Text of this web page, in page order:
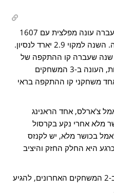
לשון מקוי מפילדלפיה נתן שנה שעברה עונה מפלצית עם 1607
יארד ריצה ב-5.1 יארד לנסיון ריצה. השנה למקוי 2.9 יארד לנסיון.
שנה שעברה קו ההתקפה של
פילדלפיה סיים עונה נטולת פציעות, העונה ב-3 המשחקים
משחקני קו ההתקפה בראי
צ'ארלס, אחד הראנינג
מלא אחרי נקע בקרסול
בכושר מלא, יש לקנזס
היא החלק החזק והיציב
התקפת מינסוטה השיגה 16 נק' ב-2 המשחקים האחרונים, להגיע